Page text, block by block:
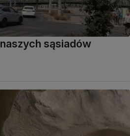
sąsiadów